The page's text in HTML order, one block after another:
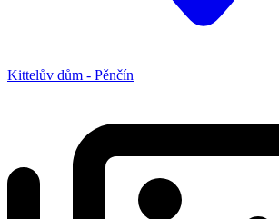
Kittelův dům - Pěnčín